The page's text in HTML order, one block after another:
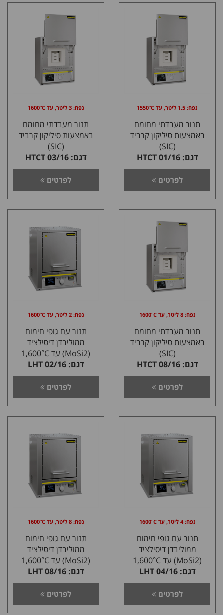
נפח: 1.5 ליטר, עד 1550°C
תנור מעבדתי מחומם
באמצעות סיליקון קרביד
(SIC)
דגם: 01/16 HTCT
לפרטים
נפח: 3 ליטר, עד 1600°C
תנור מעבדתי מחומם
באמצעות סיליקון קרביד
(SIC)
דגם: 03/16 HTCT
לפרטים
נפח: 8 ליטר, עד 1600°C
תנור מעבדתי מחומם
באמצעות סיליקון קרביד
(SIC)
דגם: 08/16 HTCT
לפרטים
נפח: 2 ליטר, עד 1600°C
תנור עם גופי חימום
ממוליבדן דיסילציד
(MoSi2) עד 1,600°C
דגם: 02/16 LHT
לפרטים
נפח: 4 ליטר, עד 1600°C
תנור עם גופי חימום
ממוליבדן דיסילציד
(MoSi2) עד 1,600°C
דגם: 04/16 LHT
לפרטים
נפח: 8 ליטר, עד 1600°C
תנור עם גופי חימום
ממוליבדן דיסילציד
(MoSi2) עד 1,600°C
דגם: 08/16 LHT
לפרטים